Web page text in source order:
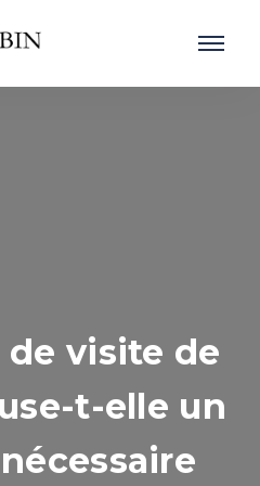
de visite de
t-elle un